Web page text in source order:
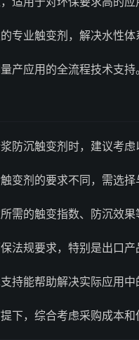
专业触变剂，解决水性体
产应用的全流程技术支持。
防沉触变剂时，建议考虑
变剂的要求不同，需选择
需的触变指数、防沉效果
法规要求，特别是出口产
持能帮助解决实际应用中
下，综合考虑采购成本和